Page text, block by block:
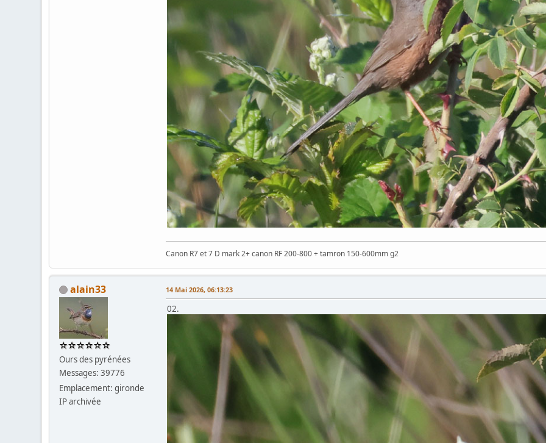
Canon R7 et 7 D mark 2+ canon RF 200-800 + tamron 150-600mm g2
alain33
Ours des pyrénées
Messages: 39776
Emplacement: gironde
IP archivée
14 Mai 2026, 06:13:23
02.